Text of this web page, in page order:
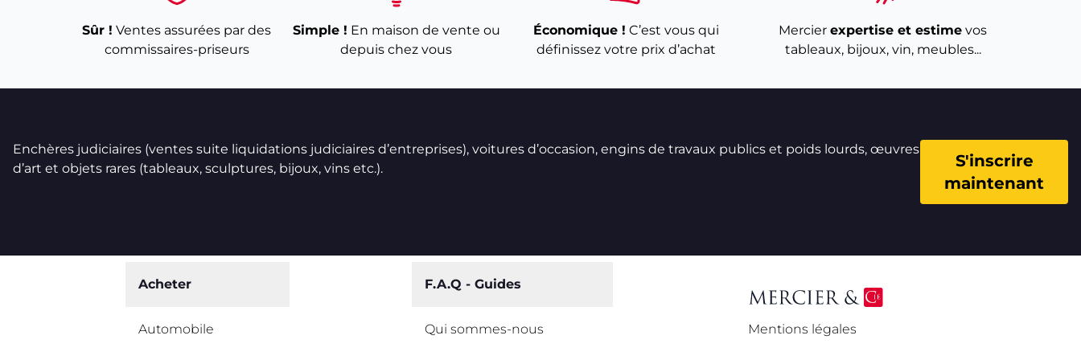
Sûr ! Ventes assurées par des
commissaires-priseurs
Simple ! En maison de vente ou
depuis chez vous
Économique ! C’est vous qui
définissez votre prix d’achat
Mercier expertise et estime vos
tableaux, bijoux, vin, meubles...
Enchères judiciaires (ventes suite liquidations judiciaires d’entreprises), voitures d’occasion, engins de travaux publics et poids lourds, œuvres
d’art et objets rares (tableaux, sculptures, bijoux, vins etc.).
S'inscrire
maintenant
Acheter
Automobile
F.A.Q - Guides
Qui sommes-nous Mentions légales